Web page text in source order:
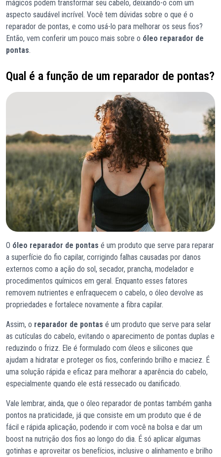
mágicos podem transformar seu cabelo, deixando-o com um
aspecto saudável incrível. Você tem dúvidas sobre o que é o
reparador de pontas, e como usá-lo para melhorar os seus fios?
Então, vem conferir um pouco mais sobre o óleo reparador de
pontas.
Qual é a função de um reparador de pontas?
O óleo reparador de pontas é um produto que serve para reparar
a superfície do fio capilar, corrigindo falhas causadas por danos
externos como a ação do sol, secador, prancha, modelador e
procedimentos químicos em geral. Enquanto esses fatores
removem nutrientes e enfraquecem o cabelo, o óleo devolve as
propriedades e fortalece novamente a fibra capilar.
Assim, o reparador de pontas é um produto que serve para selar
as cutículas do cabelo, evitando o aparecimento de pontas duplas e
reduzindo o frizz. Ele é formulado com óleos e silicones que
ajudam a hidratar e proteger os fios, conferindo brilho e maciez. É
uma solução rápida e eficaz para melhorar a aparência do cabelo,
especialmente quando ele está ressecado ou danificado.
Vale lembrar, ainda, que o óleo reparador de pontas também ganha
pontos na praticidade, já que consiste em um produto que é de
fácil e rápida aplicação, podendo ir com você na bolsa e dar um
boost na nutrição dos fios ao longo do dia. É só aplicar algumas
gotinhas e aproveitar os benefícios, inclusive o alinhamento e brilho